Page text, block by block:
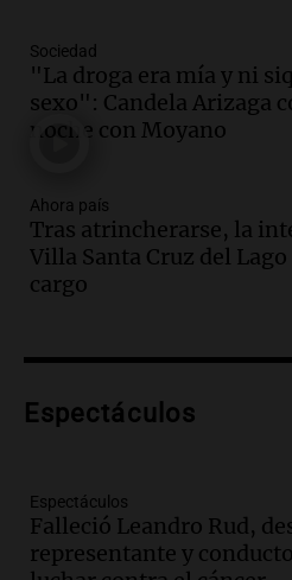
teléfono de Óscar
Panorama Federal
Episodios
Audio. Solicitan
Panorama Federal
Episodios
Audio.Detienen a
venta de
Audio.El alzobispo
Panorama Federal
Episodios
Audio.La inflación
Sociedad
"La droga era mía y ni
sexo": Candela Arizaga
noche con Moyano
Ahora país
Tras atrincherarse, la
Villa Santa Cruz del
cargo
Espectáculos
Espectáculos
Falleció Leandro Rud,
representante y